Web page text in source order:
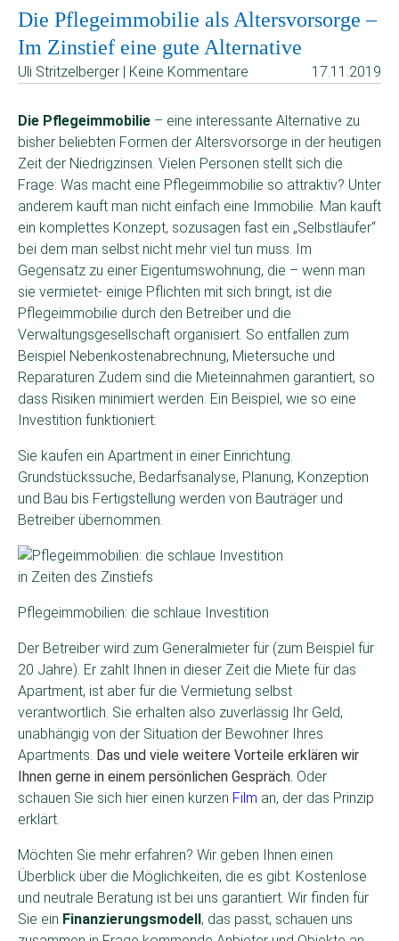
Die Pflegeimmobilie als Altersvorsorge –
Im Zinstief eine gute Alternative
Uli Stritzelberger | Keine Kommentare 17.11.2019
Die Pflegeimmobilie – eine interessante Alternative zu
bisher beliebten Formen der Altersvorsorge in der heutigen
Zeit der Niedrigzinsen. Vielen Personen stellt sich die
Frage: Was macht eine Pflegeimmobilie so attraktiv? Unter
anderem kauft man nicht einfach eine Immobilie. Man kauft
ein komplettes Konzept, sozusagen fast ein „Selbstläufer“
bei dem man selbst nicht mehr viel tun muss. Im
Gegensatz zu einer Eigentumswohnung, die – wenn man
sie vermietet- einige Pflichten mit sich bringt, ist die
Pflegeimmobilie durch den Betreiber und die
Verwaltungsgesellschaft organisiert. So entfallen zum
Beispiel Nebenkostenabrechnung, Mietersuche und
Reparaturen Zudem sind die Mieteinnahmen garantiert, so
dass Risiken minimiert werden. Ein Beispiel, wie so eine
Investition funktioniert:
Sie kaufen ein Apartment in einer Einrichtung.
Grundstückssuche, Bedarfsanalyse, Planung, Konzeption
und Bau bis Fertigstellung werden von Bauträger und
Betreiber übernommen.
Pflegeimmobilien: die schlaue Investition
Der Betreiber wird zum Generalmieter für (zum Beispiel für
20 Jahre). Er zahlt Ihnen in dieser Zeit die Miete für das
Apartment, ist aber für die Vermietung selbst
verantwortlich. Sie erhalten also zuverlässig Ihr Geld,
unabhängig von der Situation der Bewohner Ihres
Apartments. Das und viele weitere Vorteile erklären wir
Ihnen gerne in einem persönlichen Gespräch. Oder
schauen Sie sich hier einen kurzen Film an, der das Prinzip
erklärt.
Möchten Sie mehr erfahren? Wir geben Ihnen einen
Überblick über die Möglichkeiten, die es gibt. Kostenlose
und neutrale Beratung ist bei uns garantiert. Wir finden für
Sie ein Finanzierungsmodell, das passt, schauen uns